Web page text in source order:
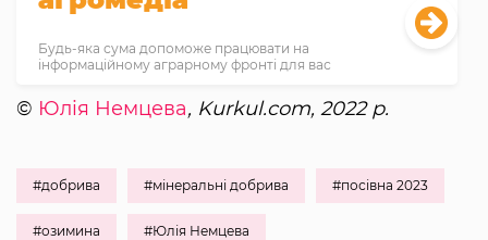
Будь-яка сума допоможе працювати на
інформаційному аграрному фронті для вас
© Юлія Немцева, Kurkul.com, 2022 р.
#добрива #мінеральні добрива #посівна 2023
#озимина #Юлія Немцева